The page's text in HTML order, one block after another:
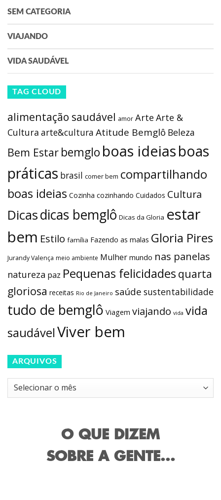
SEM CATEGORIA
VIAJANDO
VIDA SAUDÁVEL
TAG CLOUD
alimentação saudável amor Arte Arte &
Cultura arte&cultura Atitude Bemglô Beleza
Bem Estar bemglo boas ideiasboas
práticas brasil comer bem compartilhando
boas ideias Cozinha cozinhando Cuidados Cultura
Dicasdicas bemglô Dicas da Gloria estar
bem Estilo família Fazendo as malas Gloria Pires
Jurandy Valença meio ambiente Mulher mundo nas panelas
natureza paz Pequenas felicidades quarta
gloriosa receitas Rio de Janeiro saúde sustentabilidade
tudo de bemglô Viagem viajando vida vida
saudávelViver bem
ARQUIVOS
Arquivos
O QUE DIZEM
SOBRE A GENTE...